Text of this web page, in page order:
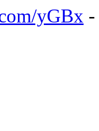
yGBx -